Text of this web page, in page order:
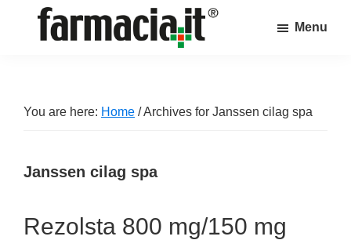
sul
farmacia
Menu
You are here: Home /Archives for Janssen cilag spa
Janssen cilag spa
Rezolsta 800 mg/150 mg